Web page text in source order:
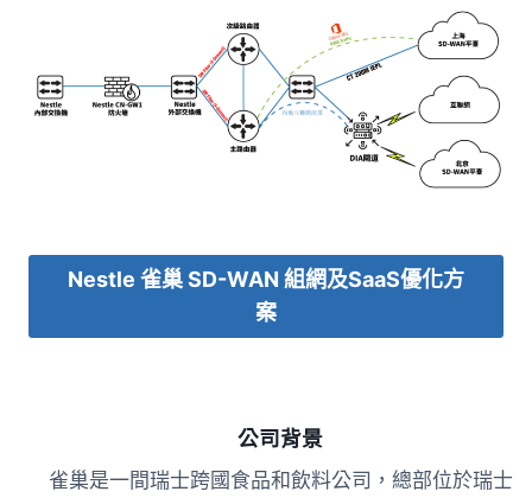
Nestle 雀巢 SD-WAN 組網及SaaS優化方
案
公司背景
雀巢是一間瑞士跨國食品和飲料公司，總部位於瑞士